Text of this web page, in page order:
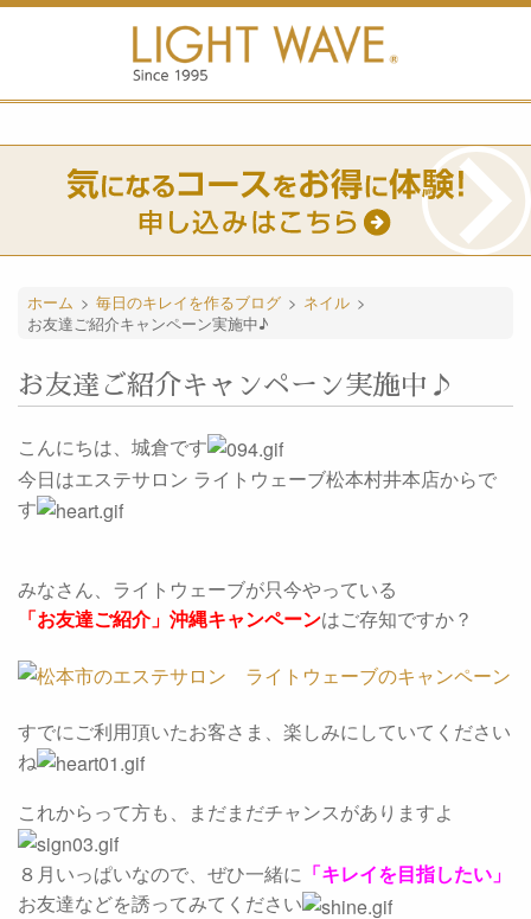
ホーム > 毎日のキレイを作るブログ > ネイル >
お友達ご紹介キャンペーン実施中♪
お友達ご紹介キャンペーン実施中♪
こんにちは、城倉です
今日はエステサロン ライトウェーブ松本村井本店からで
す
みなさん、ライトウェーブが只今やっている
「お友達ご紹介」沖縄キャンペーンはご存知ですか？
すでにご利用頂いたお客さま、楽しみにしていてください
ね
これからって方も、まだまだチャンスがありますよ
８月いっぱいなので、ぜひ一緒に 「キレイを目指したい」
お友達などを誘ってみてください